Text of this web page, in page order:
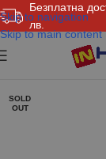
Безплатна
лв.
Skip to navigation
Skip to main content
SOLD
OUT